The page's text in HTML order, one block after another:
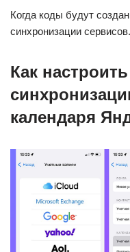
Когда коды будут
синхронизации сервисов.
Как
календаря